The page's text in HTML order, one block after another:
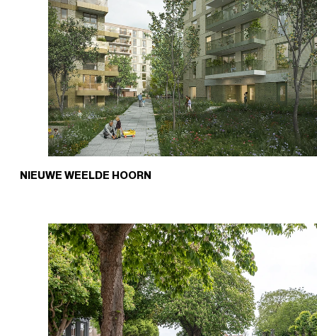
NIEUWE WEELDE HOORN